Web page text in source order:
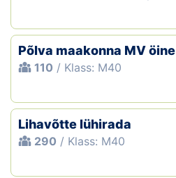
Põlva maakonna MV öine
110 / Klass: M40
Lihavõtte lühirada
290 / Klass: M40